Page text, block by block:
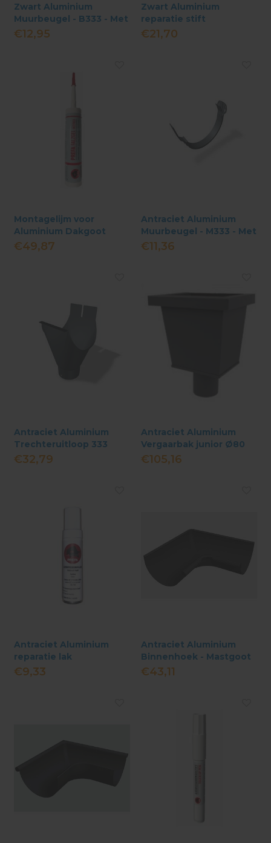
Zwart Aluminium
Muurbeugel - B333 - Met
Lip
€12,95
Zwart Aluminium
reparatie stift
€21,70
Montagelijm voor
Aluminium Dakgoot
€49,87
Antraciet Aluminium
Muurbeugel - M333 - Met
Lip
€11,36
Antraciet Aluminium
Trechteruitloop 333
Ø80 mm mastgoot
€32,79
Antraciet Aluminium
Vergaarbak junior Ø80
mm
€105,16
Antraciet Aluminium
reparatie lak
€9,33
Antraciet Aluminium
Binnenhoek - Mastgoot
333 - Haaks
€43,11